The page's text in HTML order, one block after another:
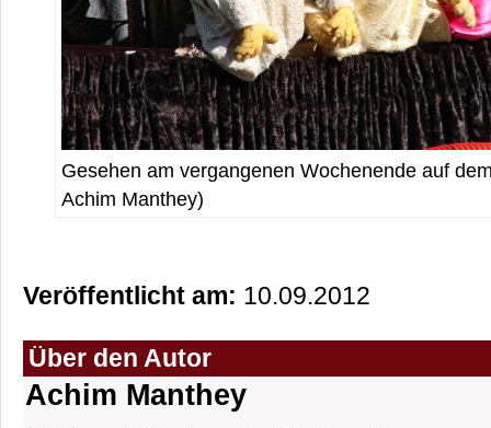
Gesehen am vergangenen Wochenende auf
Achim Manthey)
Veröffentlicht am: 10.09.2012
Über den Autor
Achim Manthey